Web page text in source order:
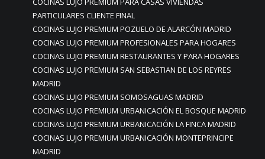
PARTICULARES CLIENTE FINAL
COCINAS LUJO PREMIUM POZUELO DE ALARCÓN MADRID
COCINAS LUJO PREMIUM PROFESIONALES PARA HOGARES
COCINAS LUJO PREMIUM RESTAURANTES Y PARA HOGARES
COCINAS LUJO PREMIUM SAN SEBASTIAN DE LOS REYRES
MADRID
COCINAS LUJO PREMIUM SOMOSAGUAS MADRID
COCINAS LUJO PREMIUM URBANICACIÓN EL BOSQUE MADRID
COCINAS LUJO PREMIUM URBANICACIÓN LA FINCA MADRID
COCINAS LUJO PREMIUM URBANICACIÓN MONTEPRINCIPE
MADRID